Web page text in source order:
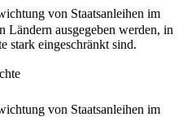
von Staatsanleihen im
Ländern ausgegeben werden, in
stark eingeschränkt sind.
von Staatsanleihen im